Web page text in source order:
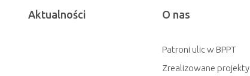
Aktualności O nas
Patroni ulic w BPPT
Zrealizowane projekty